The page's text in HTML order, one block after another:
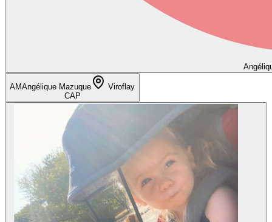
AMAngélique Mazuque
Viroflay
CAP